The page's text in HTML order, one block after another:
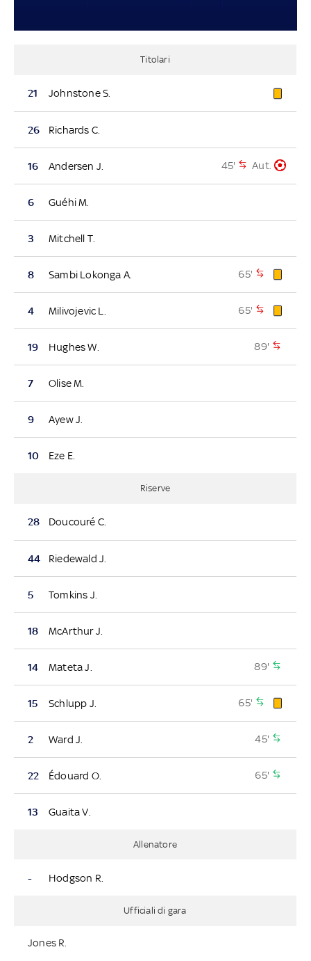
Titolari
21 Johnstone S.
26 Richards C.
16 Andersen J. 45' Aut.
6 Guéhi M.
3 Mitchell T.
8 Sambi Lokonga A. 65'
4 Milivojevic L. 65'
19 Hughes W. 89'
7 Olise M.
9 Ayew J.
10 Eze E.
Riserve
28 Doucouré C.
44 Riedewald J.
5 Tomkins J.
18 McArthur J.
14 Mateta J. 89'
15 Schlupp J. 65'
2 Ward J. 45'
22 Édouard O. 65'
13 Guaita V.
Allenatore
- Hodgson R.
Ufficiali di gara
Jones R.